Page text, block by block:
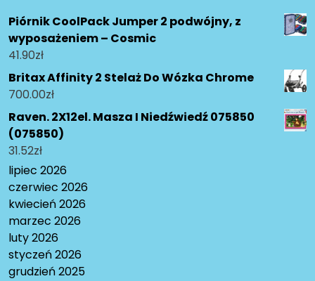
Piórnik CoolPack Jumper 2 podwójny, z
wyposażeniem – Cosmic
41.90zł
Britax Affinity 2 Stelaż Do Wózka Chrome
700.00zł
Raven. 2X12el. Masza I Niedźwiedź 075850
(075850)
31.52zł
lipiec 2026
czerwiec 2026
kwiecień 2026
marzec 2026
luty 2026
styczeń 2026
grudzień 2025